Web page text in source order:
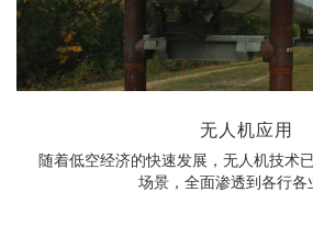
无人机应用
随着低空经济的快速发展，无人机技术
场景，全面渗透到各行